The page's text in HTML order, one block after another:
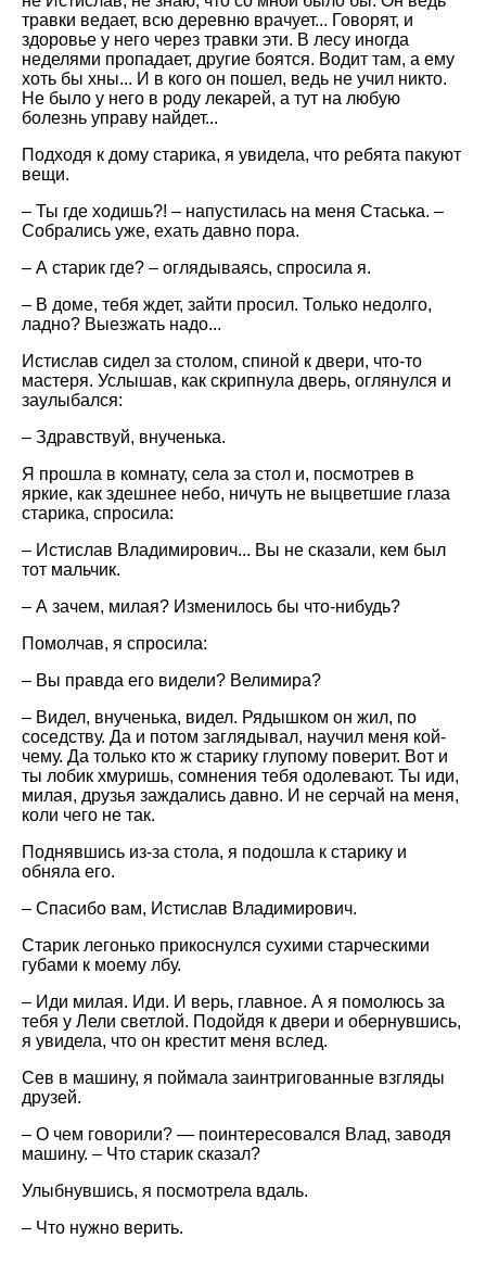
травки ведает, всю деревню врачует... Говорят, и
здоровье у него через травки эти. В лесу иногда
неделями пропадает, другие боятся. Водит там, а ему
хоть бы хны... И в кого он пошел, ведь не учил никто.
Не было у него в роду лекарей, а тут на любую
болезнь управу найдет...
Подходя к дому старика, я увидела, что ребята пакуют
вещи.
– Ты где ходишь?! – напустилась на меня Стаська. –
Собрались уже, ехать давно пора.
– А старик где? – оглядываясь, спросила я.
– В доме, тебя ждет, зайти просил. Только недолго,
ладно? Выезжать надо...
Истислав сидел за столом, спиной к двери, что-то
мастеря. Услышав, как скрипнула дверь, оглянулся и
заулыбался:
– Здравствуй, внученька.
Я прошла в комнату, села за стол и, посмотрев в
яркие, как здешнее небо, ничуть не выцветшие глаза
старика, спросила:
– Истислав Владимирович... Вы не сказали, кем был
тот мальчик.
– А зачем, милая? Изменилось бы что-нибудь?
Помолчав, я спросила:
– Вы правда его видели? Велимира?
– Видел, внученька, видел. Рядышком он жил, по
соседству. Да и потом заглядывал, научил меня кой-
чему. Да только кто ж старику глупому поверит. Вот и
ты лобик хмуришь, сомнения тебя одолевают. Ты иди,
милая, друзья заждались давно. И не серчай на меня,
коли чего не так.
Поднявшись из-за стола, я подошла к старику и
обняла его.
– Спасибо вам, Истислав Владимирович.
Старик легонько прикоснулся сухими старческими
губами к моему лбу.
– Иди милая. Иди. И верь, главное. А я помолюсь за
тебя у Лели светлой. Подойдя к двери и обернувшись,
я увидела, что он крестит меня вслед.
Сев в машину, я поймала заинтригованные взгляды
друзей.
– О чем говорили? — поинтересовался Влад, заводя
машину. – Что старик сказал?
Улыбнувшись, я посмотрела вдаль.
– Что нужно верить.